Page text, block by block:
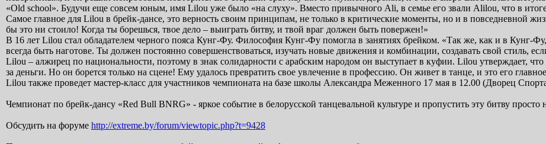
«Old school». Будучи еще совсем юным, имя Lilou уже было «на слуху». Вместо привычного Ali, в семье его звали Аlilou, что в
Самое главное для Lilou в брейк-дансе, это верность своим принципам, не только в критические моменты, но и в повседневной
бы это ни стоило! Когда ты борешься, твое дело – выиграть битву, и твой враг должен быть повержен!»
В 16 лет Lilou стал обладателем черного пояса Кунг-Фу. Философия Кунг-Фу помогла в занятиях брейком. «Так же, как и в Кунг-
всегда быть наготове. Ты должен постоянно совершенствоваться, изучать новые движения и комбинации, создавать свой стиль,
Lilou – алжирец по национальности, поэтому в знак солидарности с арабским народом он выступает в куфии. Lilou утверждает,
за деньги. Но он борется только на сцене! Ему удалось превратить свое увлечение в профессию. Он живет в танце, и это его
Lilou также проведет мастер-класс для участников чемпионата на базе школы Александра Меженного 17 мая в 12.00 (Дворец
Чемпионат по брейк-дансу «Red Bull BNRG» - яркое событие в белорусской танцевальной культуре и пропустить эту битву просто
Обсудить на форуме http://extreme.by/forum/viewtopic.php?t=9428